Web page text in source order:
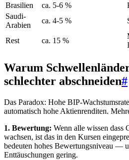
Brasilien
ca. 5-6 %
Saudi-
Arabien
ca. 4-5 %
Rest ca. 15 %
Warum
schlechter abschneiden#
Das Paradox: Hohe BIP-
automatisch hohe Aktienrenditen.
1. Bewertung: Wenn alle wissen dass
wachsen, ist das in den Kursen
bedeuten hohes Bewertungsniveau —
Enttäuschungen gering.